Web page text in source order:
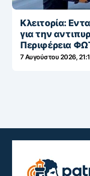
Κλειτορία:
για την
Περιφέρεια
7 Αυγούστου 2026,